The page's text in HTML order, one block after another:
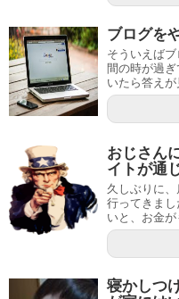
ブログを
そういえば
間の時が過
いたら答え
おじさん
イトが通
久しぶりに
行ってきま
いと、お金
寝かしつ